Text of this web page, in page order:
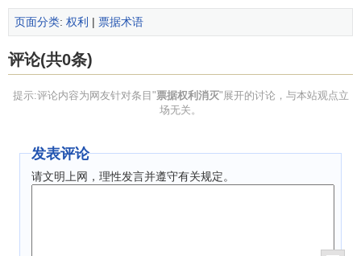
页面分类: 权利 | 票据术语
评论(共0条)
提示:评论内容为网友针对条目"票据权利消灭"展开的讨论，与本站观点立
场无关。
发表评论
请文明上网，理性发言并遵守有关规定。